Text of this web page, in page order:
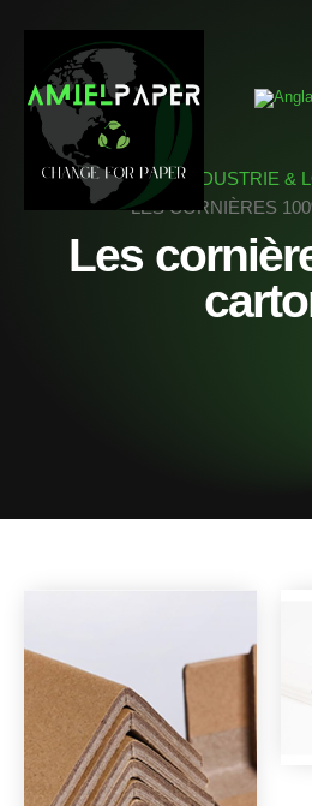
HOME
INDUSTRIE &
LES CORNIÈRES
Les